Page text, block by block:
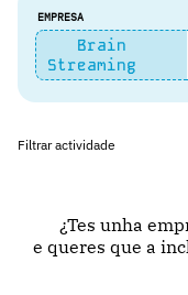
EMPRESA
Brain
Streaming
Filtrar actividade
¿Tes unha
e queres que a